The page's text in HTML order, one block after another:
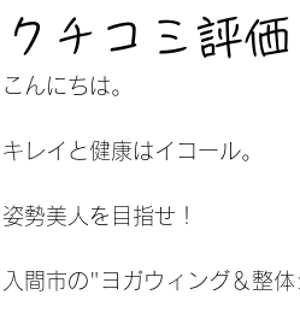
クチコミ評
こんにちは。
キレイと健康はイコール。
姿勢美人を目指せ！
入間市の"ヨガウィング＆整